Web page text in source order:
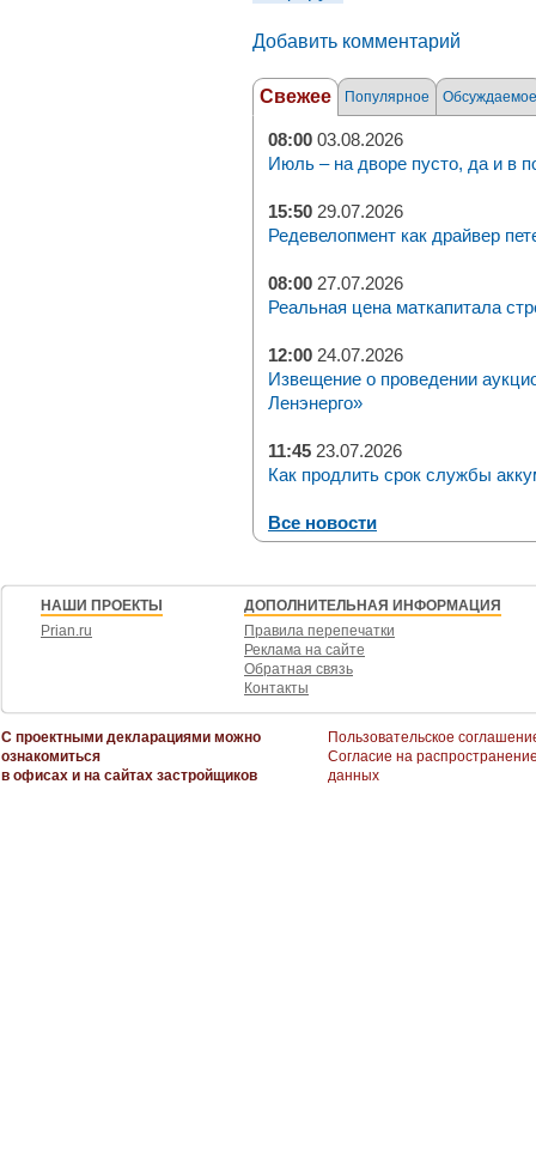
Добавить комментарий
Свежее Популярное Обсуждаемое
08:00 03.08.2026
Июль – на дворе пусто, да и в
15:50 29.07.2026
Редевелопмент как драйвер
08:00 27.07.2026
Реальная цена маткапитала
12:00 24.07.2026
Извещение о проведении
Ленэнерго»
11:45 23.07.2026
Как продлить срок службы
Все новости
НАШИ ПРОЕКТЫ
Prian.ru
ДОПОЛНИТЕЛЬНАЯ ИНФОРМАЦИЯ
Правила перепечатки
Реклама на сайте
Обратная связь
Контакты
С проектными декларациями можно
ознакомиться
в офисах и на сайтах застройщиков
Пользовательское
Согласие на
данных